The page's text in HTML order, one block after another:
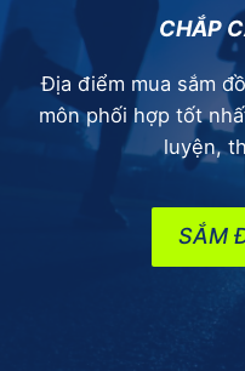
CHẮP
Địa điểm mua sắm
môn phối hợp tốt
luyện,
SẮM